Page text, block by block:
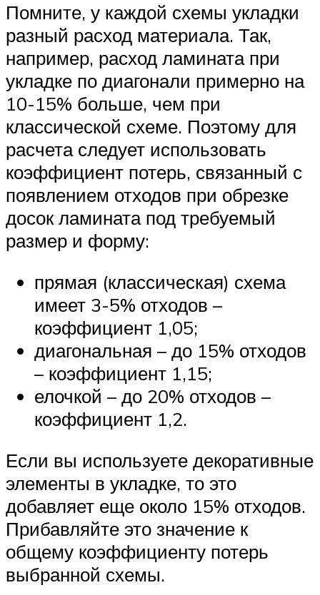
Помните, у каждой схемы укладки
разный расход материала. Так,
например, расход ламината при
укладке по диагонали примерно на
10-15% больше, чем при
классической схеме. Поэтому для
расчета следует использовать
коэффициент потерь, связанный с
появлением отходов при обрезке
досок ламината под требуемый
размер и форму:
прямая (классическая) схема
имеет 3-5% отходов –
коэффициент 1,05;
диагональная – до 15% отходов
– коэффициент 1,15;
елочкой – до 20% отходов –
коэффициент 1,2.
Если вы используете декоративные
элементы в укладке, то это
добавляет еще около 15% отходов.
Прибавляйте это значение к
общему коэффициенту потерь
выбранной схемы.